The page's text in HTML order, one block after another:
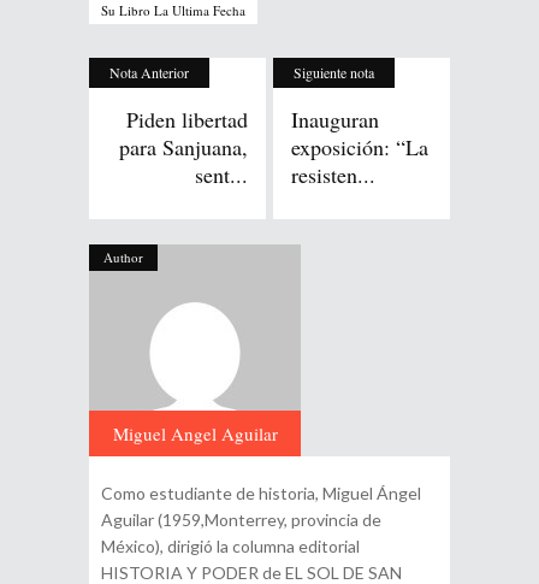
Su Libro La Ultima Fecha
Nota Anterior
Piden libertad
para Sanjuana,
sent...
Siguiente nota
Inauguran
exposición: “La
resisten...
Author
Miguel Angel Aguilar
Como estudiante de historia, Miguel Ángel
Aguilar (1959,Monterrey, provincia de
México), dirigió la columna editorial
HISTORIA Y PODER de EL SOL DE SAN